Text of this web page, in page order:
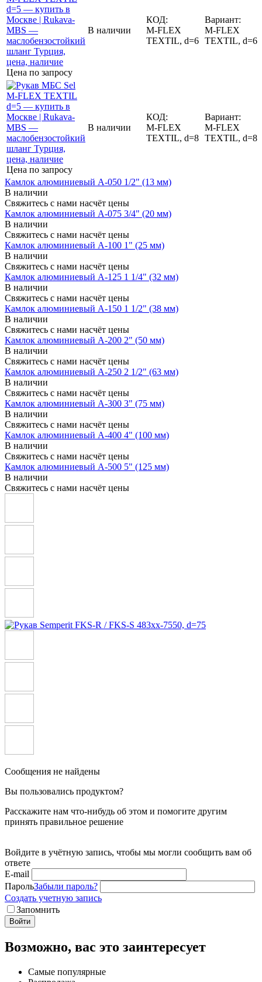
Цена по запросу
В наличии
КОД:
M-FLEX
TEXTIL, d=6
Вариант:
M-FLEX
TEXTIL, d=6
Цена по запросу
В наличии
КОД:
M-FLEX
TEXTIL, d=8
Вариант:
M-FLEX
TEXTIL, d=8
Камлок алюминиевый A-050 1/2" (13 мм)
В наличии
Свяжитесь с нами насчёт цены
Камлок алюминиевый A-075 3/4" (20 мм)
В наличии
Свяжитесь с нами насчёт цены
Камлок алюминиевый A-100 1" (25 мм)
В наличии
Свяжитесь с нами насчёт цены
Камлок алюминиевый A-125 1 1/4" (32 мм)
В наличии
Свяжитесь с нами насчёт цены
Камлок алюминиевый A-150 1 1/2" (38 мм)
В наличии
Свяжитесь с нами насчёт цены
Камлок алюминиевый A-200 2" (50 мм)
В наличии
Свяжитесь с нами насчёт цены
Камлок алюминиевый A-250 2 1/2" (63 мм)
В наличии
Свяжитесь с нами насчёт цены
Камлок алюминиевый A-300 3" (75 мм)
В наличии
Свяжитесь с нами насчёт цены
Камлок алюминиевый A-400 4" (100 мм)
В наличии
Свяжитесь с нами насчёт цены
Камлок алюминиевый A-500 5" (125 мм)
В наличии
Свяжитесь с нами насчёт цены
Сообщения не найдены
Вы пользовались продуктом?
Расскажите нам что-нибудь об этом и помогите другим
принять правильное решение
Войдите в учётную запись, чтобы мы могли сообщить вам об
ответе
E-mail
ПарольЗабыли пароль?
Создать учетную запись
Запомнить
Войти
Возможно, вас это заинтересует
Самые популярные